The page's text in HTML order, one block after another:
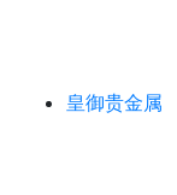
皇御贵金属